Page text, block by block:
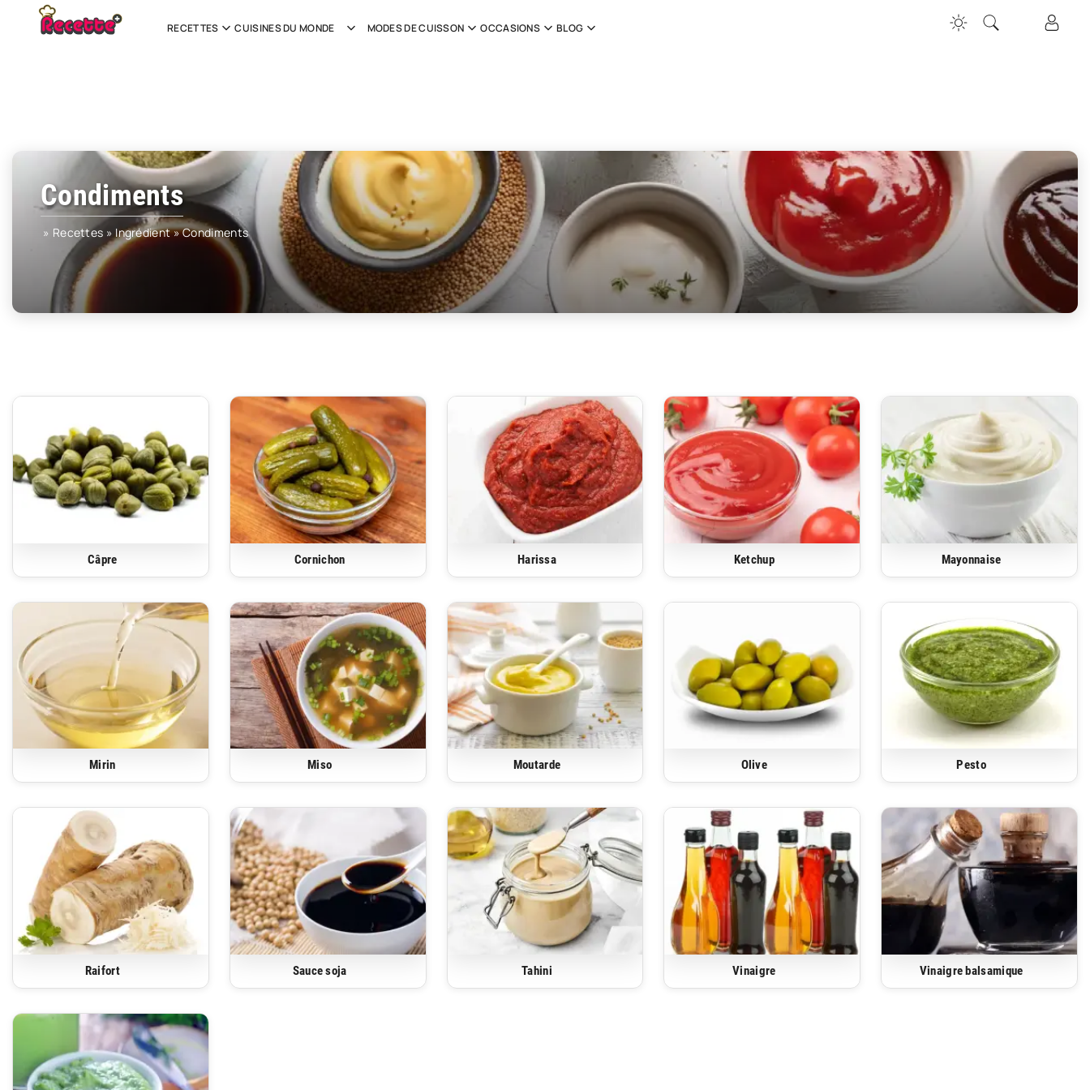
RECETTES CUISINES DU MONDE MODES DE CUISSON OCCASIONS BLOG
Condiments
» Recettes » Ingrédient»Condiments
Câpre Cornichon Harissa Ketchup Mayonnaise
Mirin Miso Moutarde Olive Pesto
Raifort Sauce soja Tahini Vinaigre Vinaigre balsamique